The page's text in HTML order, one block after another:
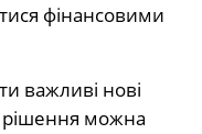
фінансовими
важливі нові
рішення можна